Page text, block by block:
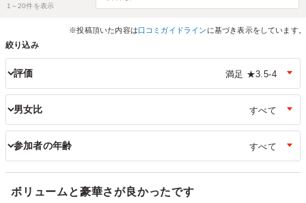
1～20件を表示
※投稿頂いた内容は口コミガイドライン に基づき表示をしています。
絞り込み
評価
男女比
参加者の年齢
ボリュームと豪華さが良かったです